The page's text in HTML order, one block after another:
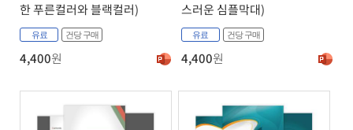
한 푸른컬러와 블랙컬러)
유료 건당 구매
4,400원
스러운 심플막대)
유료 건당 구매
4,400원